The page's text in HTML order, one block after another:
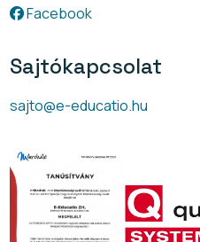
Facebook
Sajtókapcsolat
sajto@e-educatio.hu